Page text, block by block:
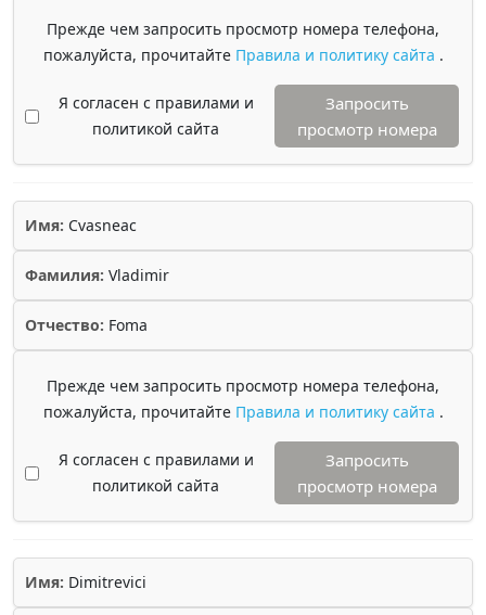
Прежде чем запросить просмотр номера телефона,
пожалуйста, прочитайте Правила и политику сайта .
Я согласен с правилами и
политикой сайта
Запросить
просмотр номера
Имя: Cvasneac
Фамилия: Vladimir
Отчество: Foma
Прежде чем запросить просмотр номера телефона,
пожалуйста, прочитайте Правила и политику сайта .
Я согласен с правилами и
политикой сайта
Запросить
просмотр номера
Имя: Dimitrevici